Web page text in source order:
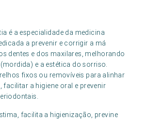
é a especialidade da medicina
a prevenir e corrigir a má
dentes e dos maxilares, melhorando
e a estética do sorriso.
fixos ou removíveis para alinhar
facilitar a higiene oral e prevenir
facilita a higienização, previne